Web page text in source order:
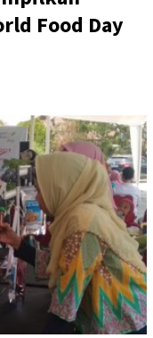
Food Day